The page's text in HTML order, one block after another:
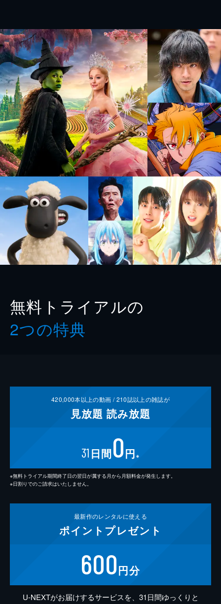
無料トライアルの
2つの特典
420,000本以上の動画 /210誌以上の雑誌が
見放題 読み放題
31 日間0円 ※
※無料トライアル期間終了日の翌日が属する月から月額料金が発生します。
※日割りでのご請求はいたしません。
最新作のレンタルに使える
ポイント プレゼント
600円分
U-NEXTがお届けするサービスを、31日間ゆっくりと